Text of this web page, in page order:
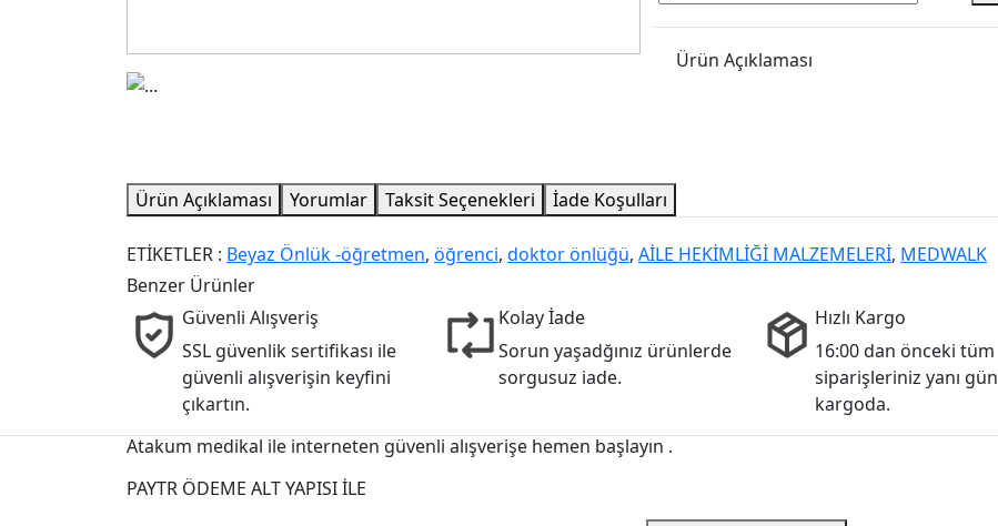
Ürün Açıklaması
Ürün Açıklaması Yorumlar Taksit Seçenekleri İade Koşulları
ETİKETLER : Beyaz Önlük -öğretmen, öğrenci, doktor önlüğü, AİLE HEKİMLİĞİ MALZEMELERİ, MEDWALK
Benzer Ürünler
Güvenli Alışveriş
SSL güvenlik sertifikası ile
güvenli alışverişin keyfini
çıkartın.
Kolay İade
Sorun yaşadğınız ürünlerde
sorgusuz iade.
Hızlı Kargo
16:00 dan önceki tüm
siparişleriniz yanı gün
kargoda.
Atakum medikal ile interneten güvenli alışverişe hemen başlayın .
PAYTR ÖDEME ALT YAPISI İLE